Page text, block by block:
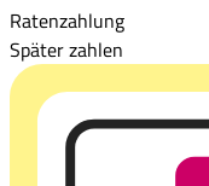
Ratenzahlung
Später zahlen